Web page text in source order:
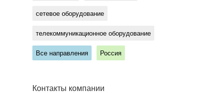
сетевое оборудование
телекоммуникационное оборудование
Все направления Россия
Контакты компании